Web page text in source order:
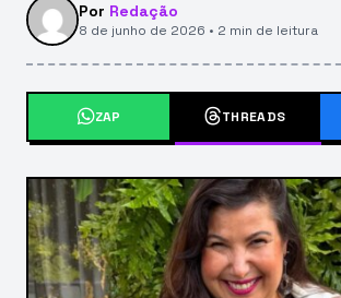
Por Redação
8 de junho de 2026 • 2 min de leitura
ZAP THREADS